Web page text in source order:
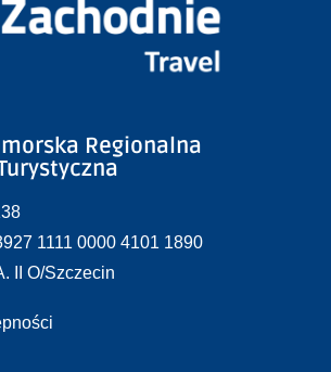
Regionalna
1111 0000 4101 1890
II O/Szczecin